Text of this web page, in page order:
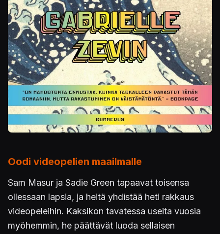
Oodi videopelien maailmalle
Sam Masur ja Sadie Green tapaavat toisensa
ollessaan lapsia, ja heitä yhdistää heti rakkaus
videopeleihin. Kaksikon tavatessa useita vuosia
myöhemmin, he päättävät luoda sellaisen